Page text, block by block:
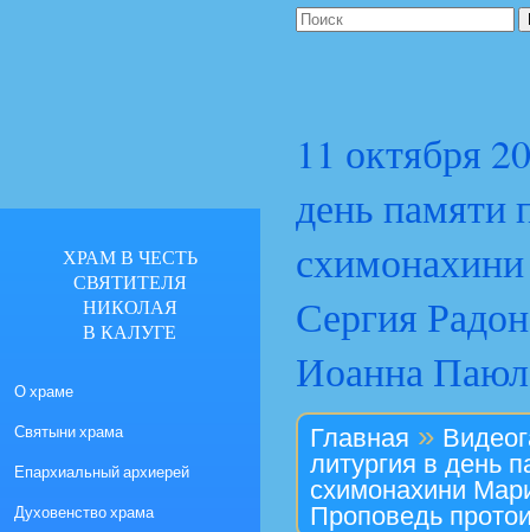
11 октября
день памяти
Сергия
Иоанна
Главная »
литургия в день
схимонахини
Проповедь
ХРАМ В ЧЕСТЬ
СВЯТИТЕЛЯ
НИКОЛАЯ
В КАЛУГЕ
О храме
Святыни храма
Епархиальный архиерей
Духовенство храма